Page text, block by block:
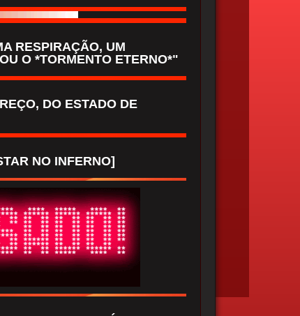
RESPIRAÇÃO, UM
O *TORMENTO ETERNO*"
DO ESTADO DE
NO INFERNO]